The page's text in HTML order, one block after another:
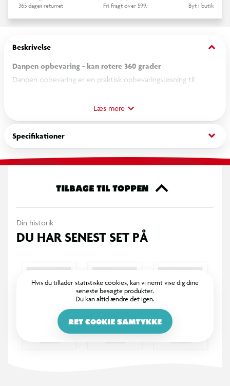
365 dages returret Fri fragt over 599,- Byt i butik
Beskrivelse keyboard_arrow_down
Danpen opbevaring - kan rotere 360 grader
Danpen opbevaring er en praktisk opbevaringsløsning til
eller hobbyområde. Den rummelige opdeling gør det muligt
at opbevare forskellige typer ting samlet ét sted.
Opbevaringen har seks trapezformede rum langs kanten samt
et cylinderformet rum i midten, som giver fleksibel plads til
Basen kan rotere 360 grader, så indholdet nemt kan drejes
Specifikationer
Opbevaringsboks med roterende base
360° rotation
6 trapezformede rum
1 cylinderformet midterrum
Læs mere
Specifikationer keyboard_arrow_down
TILBAGE TIL TOPPEN
Din historik
DU HAR SENEST SET PÅ
Hvis du tillader statistiske cookies, kan vi nemt vise dig dine
seneste besøgte produkter.
Du kan altid ændre det igen.
RET COOKIE SAMTYKKE